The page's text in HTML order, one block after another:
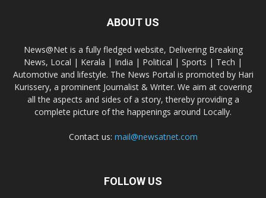
ABOUT US
News@Net is a fully fledged website, Delivering Breaking
News, Local | Kerala | India | Political | Sports | Tech |
Automotive and lifestyle. The News Portal is promoted by Hari
Kurissery, a prominent Journalist & Writer. We aim at covering
all the aspects and sides of a story, thereby providing a
complete picture of the happenings around Locally.
Contact us: mail@newsatnet.com
FOLLOW US